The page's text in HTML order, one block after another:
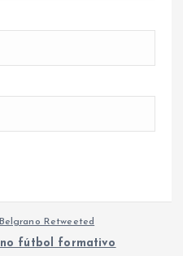
Retweeted
fútbol formativo